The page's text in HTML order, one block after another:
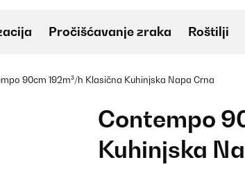
Pročišćavanje zraka Roštilji
90cm 192m³/h Klasična Kuhinjska Napa Crna
Contempo
Kuhinjska